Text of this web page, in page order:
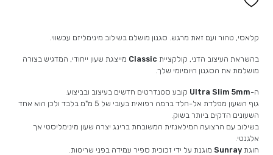
קלאסי, טהור ועם זאת מרגש. סגנון מושלם בשילוב מינימליזם עכשווי.
בהשראת העיצוב הדני, קולקציית Classic מייצגת שעון ייחודי, המדגיש בצורה
מושלמת את הסגנון היומיומי שלך.
ה-Ultra Slim 5mm קובע סטנדרטים חדשים בעיצוב ובביצוע.
גוף השעון מפלדת אל-חלד ברמה רפואית בעובי של 5 מ"מ בלבד ולכן הוא אחד
השעונים הדקים ביותר בשוק.
בשילוב עם הרצועה המילאנזית המשובחת ברינג יצרה שעון מינימליסטי אך
אלגנטי.
חוגתSunray מוגנת על ידי זכוכית ספיר עמידה בפני שריטות.